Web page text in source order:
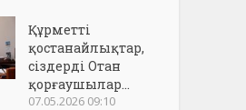
Құрметті
қостанайлықтар,
сіздерді Отан
қорғаушылар...
07.05.2026 09:10